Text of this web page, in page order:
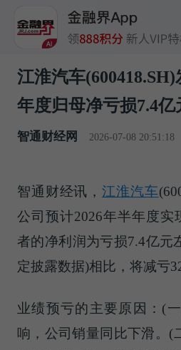
江淮汽车
年度归母净亏损7.4亿
智通财经网 2026-07-08 20:51:18
智通财经讯，江淮汽车
公司预计2026年半年度实
者的净利润为亏损7.4亿元
定披露数据)相比，将减亏
业绩预亏的主要原因：(
响，公司销量同比下滑。(